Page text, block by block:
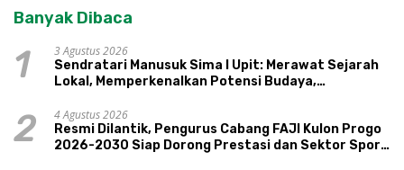
Banyak Dibaca
1
3 Agustus 2026
Sendratari Manusuk Sima I Upit: Merawat Sejarah
Lokal, Memperkenalkan Potensi Budaya,
2
4 Agustus 2026
Resmi Dilantik, Pengurus Cabang FAJI Kulon Progo
2026-2030 Siap Dorong Prestasi dan Sektor Sport